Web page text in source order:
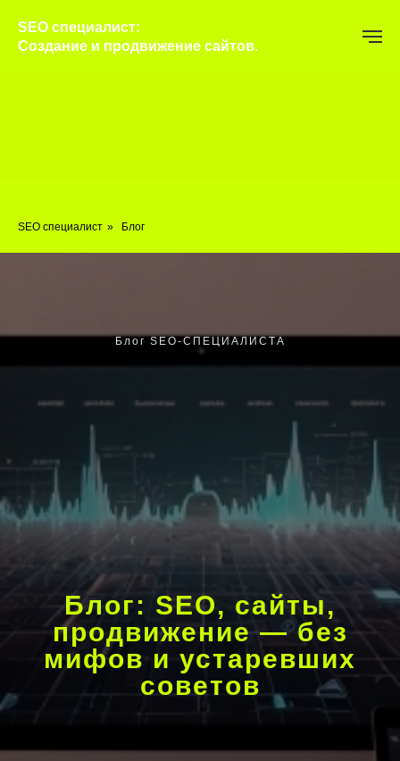
SEO специалист:
Создание и продвижение сайтов.
SEO специалист » Блог
Блог: SEO, сайты,
продвижение — без
мифов и устаревших
советов
Блог SEO-СПЕЦИАЛИСТА